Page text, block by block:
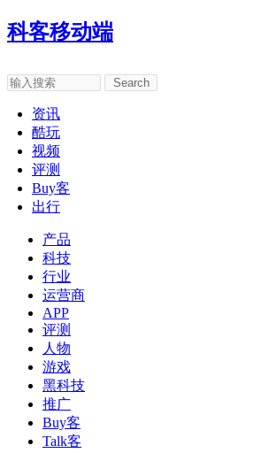
科客移动端
Search
资讯
酷玩
视频
评测
Buy客
出行
产品
科技
行业
运营商
APP
评测
人物
游戏
黑科技
推广
Buy客
Talk客